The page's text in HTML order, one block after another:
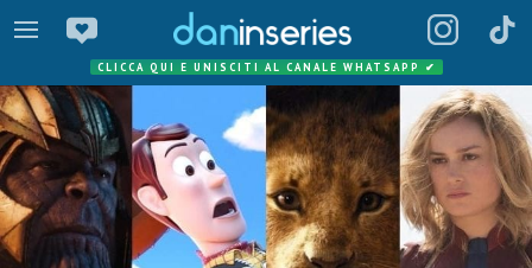
CLICCA QUI E UNISCITI AL CANALE WHATSAPP ✔